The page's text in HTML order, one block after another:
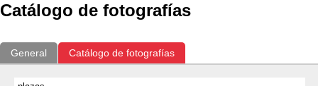
Catálogo de fotografías
General Catálogo de fotografías